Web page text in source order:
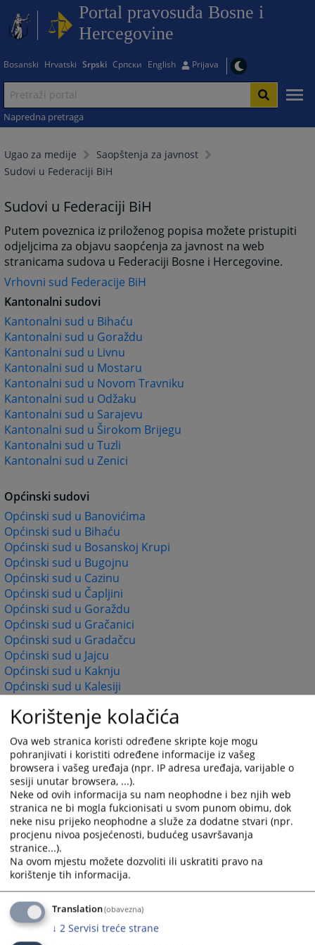
Portal pravosuđa Bosne i
Hercegovine
Bosanski Hrvatski Srpski Српски English Prijava
Napredna pretraga
Ugao za medije
Saopštenja za javnost
Sudovi u Federaciji BiH
Sudovi u Federaciji BiH
Putem poveznica iz priloženog popisa možete pristupiti
odjeljcima za objavu saopćenja za javnost na web
stranicama sudova u Federaciji Bosne i Hercegovine.
Vrhovni sud Federacije BiH
Kantonalni sudovi
Kantonalni sud u Bihaću
Kantonalni sud u Goraždu
Kantonalni sud u Livnu
Kantonalni sud u Mostaru
Kantonalni sud u Novom Travniku
Kantonalni sud u Odžaku
Kantonalni sud u Sarajevu
Kantonalni sud u Širokom Brijegu
Kantonalni sud u Tuzli
Kantonalni sud u Zenici
Općinski sudovi
Općinski sud u Banovićima
Općinski sud u Bihaću
Općinski sud u Bosanskoj Krupi
Općinski sud u Bugojnu
Općinski sud u Cazinu
Općinski sud u Čapljini
Općinski sud u Goraždu
Općinski sud u Gračanici
Općinski sud u Gradačcu
Općinski sud u Jajcu
Općinski sud u Kaknju
Općinski sud u Kalesiji
Općinski sud u Konjicu
Općinski sud u Livnu
Općinski sud u Lukavcu
Općinski sud u Ljubuškom
Općinski sud u Mostaru
Općinski sud u Orašju
Općinski sud u Sanskom Mostu
Općinski sud u Širokom Brijegu
Općinski sud u Tešnju
Općinski sud u Travniku
Općinski sud u Tuzli
Općinski sud u Velikoj Kladuši
Općinski sud u Visokom
Općinski sud u Zavidovićima
Općinski sud u Zenici
Korištenje kolačića
Ova web stranica koristi određene skripte koje mogu
pohranjivati i koristiti određene informacije iz vašeg
browsera i vašeg uređaja (npr. IP adresa uređaja, varijable o
sesiji unutar browsera, ...).
Neke od ovih informacija su nam neophodne i bez njih web
stranica ne bi mogla fukcionisati u svom punom obimu, dok
neke nisu prijeko neophodne a služe za dodatne stvari (npr.
procjenu nivoa posjećenosti, budućeg usavršavanja
stranice...).
Na ovom mjestu možete dozvoliti ili uskratiti pravo na
korištenje tih informacija.
Translation(obavezna)
↓ 2 Servisi treće strane